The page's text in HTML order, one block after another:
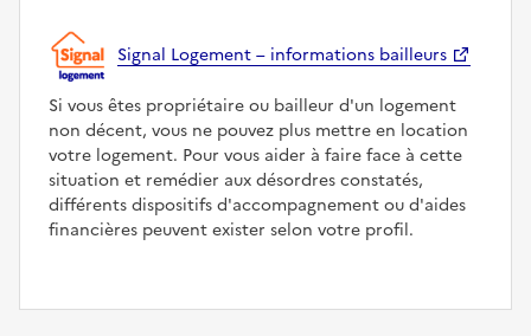
Signal Logement – informations bailleurs
Si vous êtes propriétaire ou bailleur d'un logement
non décent, vous ne pouvez plus mettre en location
votre logement. Pour vous aider à faire face à cette
situation et remédier aux désordres constatés,
différents dispositifs d'accompagnement ou d'aides
financières peuvent exister selon votre profil.